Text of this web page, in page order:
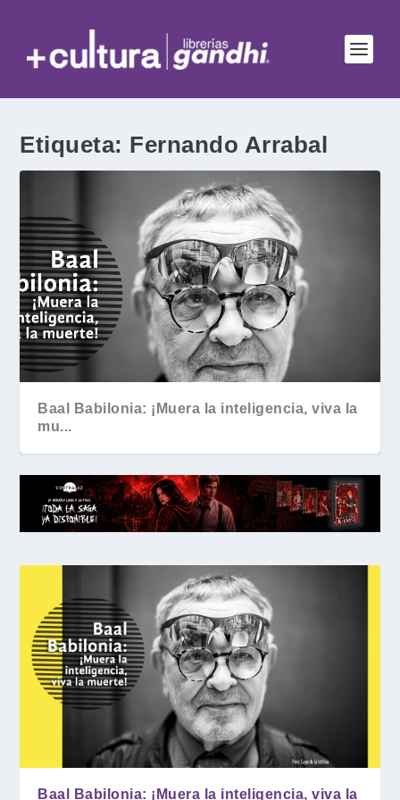
Etiqueta: Fernando Arrabal
Baal Babilonia: ¡Muera la inteligencia, viva la
mu...
Baal Babilonia: ¡Muera la inteligencia, viva la